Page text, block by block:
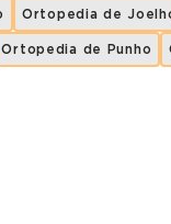
Ortopedia de
Ortopedia de Punho